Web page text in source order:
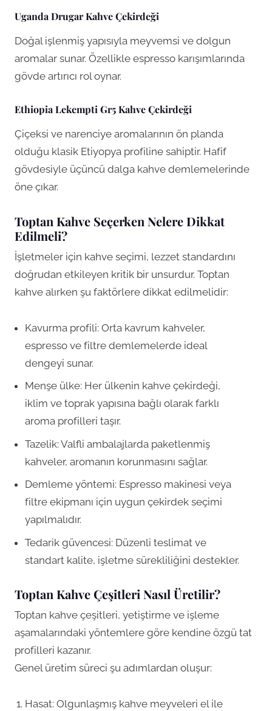
Uganda Drugar Kahve Çekirdeği
Doğal işlenmiş yapısıyla meyvemsi ve dolgun
aromalar sunar. Özellikle espresso karışımlarında
gövde artırıcı rol oynar.
Ethiopia Lekempti Gr5 Kahve Çekirdeği
Çiçeksi ve narenciye aromalarının ön planda
olduğu klasik Etiyopya profiline sahiptir. Hafif
gövdesiyle üçüncü dalga kahve demlemelerinde
öne çıkar.
Toptan Kahve Seçerken Nelere Dikkat
Edilmeli?
İşletmeler için kahve seçimi, lezzet standardını
doğrudan etkileyen kritik bir unsurdur. Toptan
kahve alırken şu faktörlere dikkat edilmelidir:
Kavurma profili: Orta kavrum kahveler,
espresso ve filtre demlemelerde ideal
dengeyi sunar.
Menşe ülke: Her ülkenin kahve çekirdeği,
iklim ve toprak yapısına bağlı olarak farklı
aroma profilleri taşır.
Tazelik: Valfli ambalajlarda paketlenmiş
kahveler, aromanın korunmasını sağlar.
Demleme yöntemi: Espresso makinesi veya
filtre ekipmanı için uygun çekirdek seçimi
yapılmalıdır.
Tedarik güvencesi: Düzenli teslimat ve
standart kalite, işletme sürekliliğini destekler.
Toptan Kahve Çeşitleri Nasıl Üretilir?
Toptan kahve çeşitleri, yetiştirme ve işleme
aşamalarındaki yöntemlere göre kendine özgü tat
profilleri kazanır.
Genel üretim süreci şu adımlardan oluşur:
Hasat: Olgunlaşmış kahve meyveleri el ile